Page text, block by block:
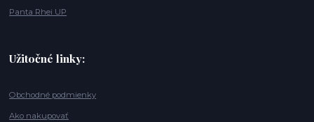
Panta Rhei UP
Užitočné linky:
Obchodné podmienky
Ako nakupovať